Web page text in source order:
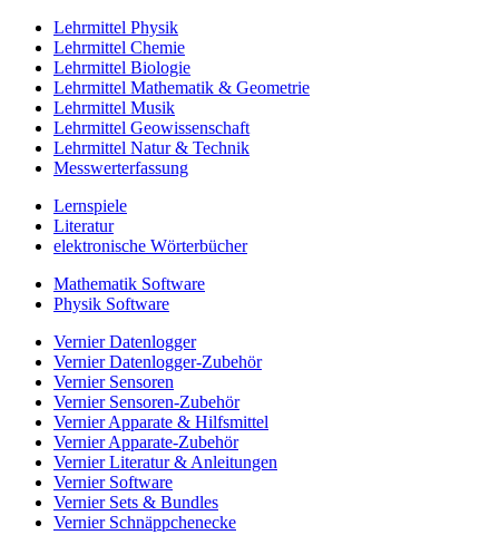
Lehrmittel Physik
Lehrmittel Chemie
Lehrmittel Biologie
Lehrmittel Mathematik & Geometrie
Lehrmittel Musik
Lehrmittel Geowissenschaft
Lehrmittel Natur & Technik
Messwerterfassung
Lernspiele
Literatur
elektronische Wörterbücher
Mathematik Software
Physik Software
Vernier Datenlogger
Vernier Datenlogger-Zubehör
Vernier Sensoren
Vernier Sensoren-Zubehör
Vernier Apparate & Hilfsmittel
Vernier Apparate-Zubehör
Vernier Literatur & Anleitungen
Vernier Software
Vernier Sets & Bundles
Vernier Schnäppchenecke